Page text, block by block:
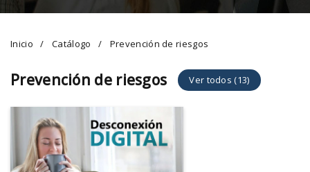
Inicio Catálogo Prevención de riesgos
Prevención de riesgos Ver todos (13)